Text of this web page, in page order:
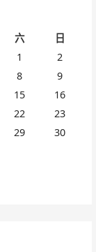
六
日
1
2
8
9
15
16
22
23
29
30